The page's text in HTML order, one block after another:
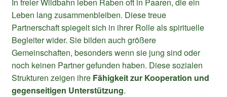
In freier Wildbahn leben Raben oft in Paaren, die ein
Leben lang zusammenbleiben. Diese treue
Partnerschaft spiegelt sich in ihrer Rolle als spirituelle
Begleiter wider. Sie bilden auch größere
Gemeinschaften, besonders wenn sie jung sind oder
noch keinen Partner gefunden haben. Diese sozialen
Strukturen zeigen ihre Fähigkeit zur Kooperation und
gegenseitigen Unterstützung.